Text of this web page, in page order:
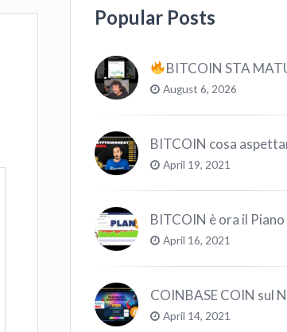
Popular Posts
BITCOIN STA MATURANDO? #bitcoin
August 6, 2026
April 19, 2021
April 16, 2021
April 14, 2021